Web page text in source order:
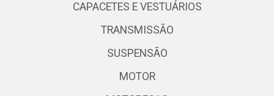
CAPACETES E VESTUÁRIOS
TRANSMISSÃO
SUSPENSÃO
MOTOR